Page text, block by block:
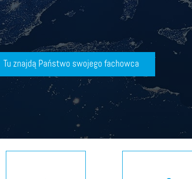
Tu znajdą Państwo swojego fachowca